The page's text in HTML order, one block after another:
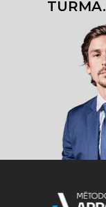
TURMA.